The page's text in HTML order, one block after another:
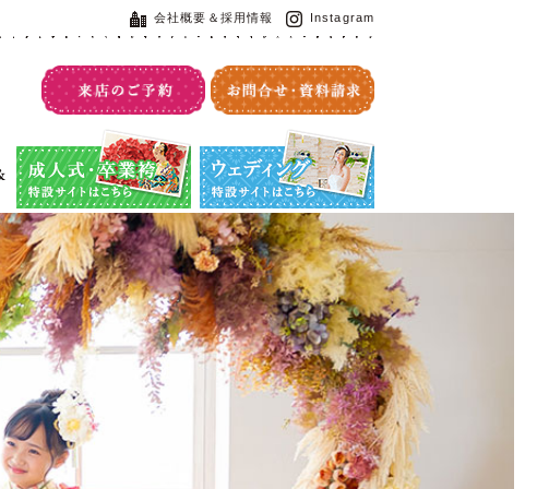
会社概要＆採用情報 Instagram
成人式・卒業袴特設サイト ウエディング特設サイト